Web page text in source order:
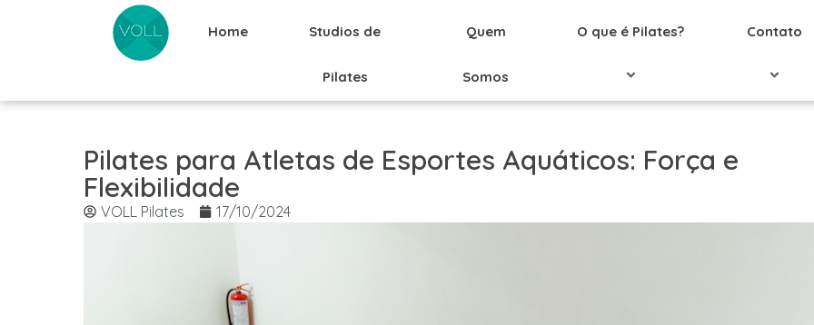
Home Studios de
Pilates
Quem
Somos
O que é Pilates? Contato
Pilates para Atletas de Esportes Aquáticos: Força e
Flexibilidade
VOLL Pilates 17/10/2024